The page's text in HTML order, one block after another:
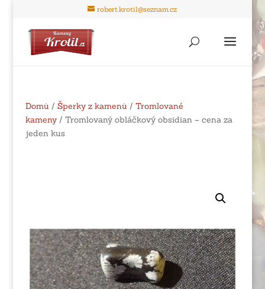
robert.krotil@seznam.cz
Domů / Šperky z kamenů / Tromlované
kameny/ Tromlovaný obláčkový obsidian – cena za
jeden kus